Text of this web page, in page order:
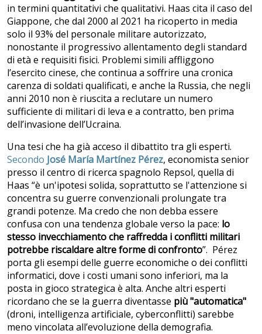
in termini quantitativi che qualitativi. Haas cita il caso del
Giappone, che dal 2000 al 2021 ha ricoperto in media
solo il 93% del personale militare autorizzato,
nonostante il progressivo allentamento degli standard
di età e requisiti fisici. Problemi simili affliggono
l’esercito cinese, che continua a soffrire una cronica
carenza di soldati qualificati, e anche la Russia, che negli
anni 2010 non è riuscita a reclutare un numero
sufficiente di militari di leva e a contratto, ben prima
dell’invasione dell’Ucraina.
Una tesi che ha già acceso il dibattito tra gli esperti.
Secondo José María Martínez Pérez, economista senior
presso il centro di ricerca spagnolo Repsol, quella di
Haas “è un'ipotesi solida, soprattutto se l'attenzione si
concentra su guerre convenzionali prolungate tra
grandi potenze. Ma credo che non debba essere
confusa con una tendenza globale verso la pace: lo
stesso invecchiamento che raffredda i conflitti militari
potrebbe riscaldare altre forme di confronto”. Pérez
porta gli esempi delle guerre economiche o dei conflitti
informatici, dove i costi umani sono inferiori, ma la
posta in gioco strategica è alta. Anche altri esperti
ricordano che se la guerra diventasse più "automatica"
(droni, intelligenza artificiale, cyberconflitti) sarebbe
meno vincolata all’evoluzione della demografia.